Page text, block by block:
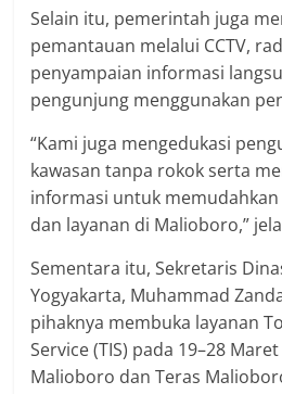
Selain itu, pemerintah juga
pemantauan melalui CCTV,
penyampaian informasi
pengunjung menggunakan
“Kami juga mengedukasi
kawasan tanpa rokok serta
informasi untuk
dan layanan di Malioboro,”
Sementara itu, Sekretaris
Yogyakarta, Muhammad
pihaknya membuka layanan
Service (TIS) pada 19–28
Malioboro dan Teras